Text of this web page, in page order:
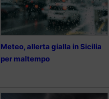
Meteo, allerta gialla in Sicilia
per maltempo